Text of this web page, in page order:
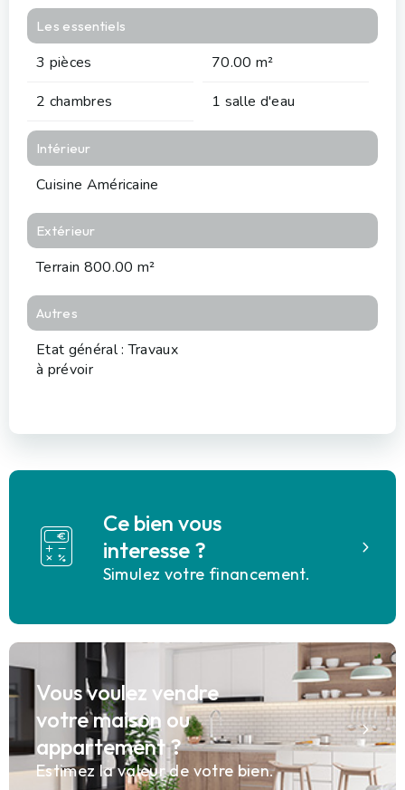
Les essentiels
3 pièces
70.00 m²
2 chambres
1 salle d'eau
Intérieur
Cuisine Américaine
Extérieur
Terrain 800.00 m²
Autres
Etat général : Travaux
à prévoir
Ce bien vous
interesse ?
Simulez votre financement.
Vous voulez vendre
votre maison ou
appartement ?
Estimez la valeur de votre bien.